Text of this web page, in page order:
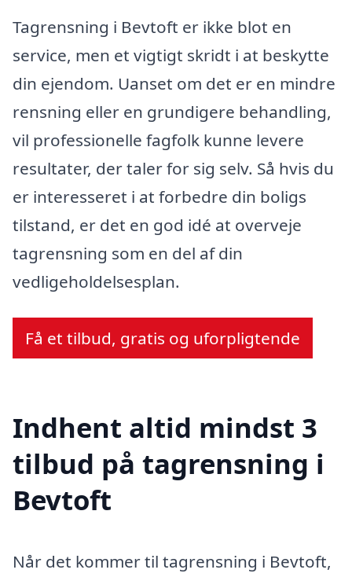
Tagrensning i Bevtoft er ikke blot en
service, men et vigtigt skridt i at beskytte
din ejendom. Uanset om det er en mindre
rensning eller en grundigere behandling,
vil professionelle fagfolk kunne levere
resultater, der taler for sig selv. Så hvis du
er interesseret i at forbedre din boligs
tilstand, er det en god idé at overveje
tagrensning som en del af din
vedligeholdelsesplan.
Få et tilbud, gratis og uforpligtende
Indhent altid mindst 3
tilbud på tagrensning i
Bevtoft
Når det kommer til tagrensning i Bevtoft,